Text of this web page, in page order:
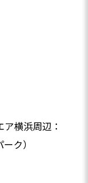
横浜周辺：
ク）